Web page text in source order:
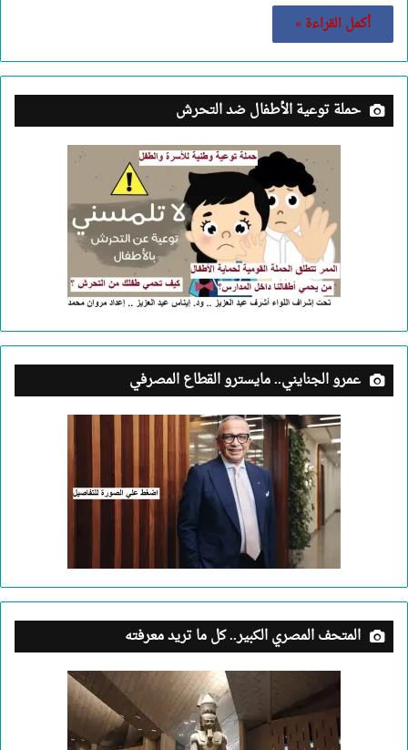
أكمل القراءة »
حملة توعية الأطفال ضد التحرش
عمرو الجنايني.. مايسترو القطاع المصرفي
المتحف المصري الكبير.. كل ما تريد معرفته